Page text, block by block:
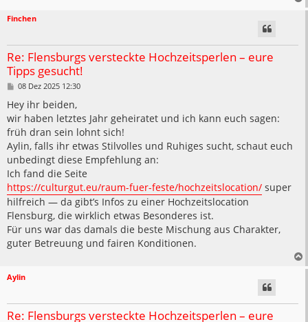
Finchen
Re: Flensburgs versteckte Hochzeitsperlen – eure
Tipps gesucht!
B
i
r
a
g
08 Dez 2025 12:30
Hey ihr beiden,
wir haben letztes Jahr geheiratet und ich kann euch sagen:
früh dran sein lohnt sich!
Aylin, falls ihr etwas Stilvolles und Ruhiges sucht, schaut euch
unbedingt diese Empfehlung an:
Ich fand die Seite
https://culturgut.eu/raum-fuer-feste/hochzeitslocation/ super
hilfreich — da gibt’s Infos zu einer Hochzeitslocation
Flensburg, die wirklich etwas Besonderes ist.
Für uns war das damals die beste Mischung aus Charakter,
guter Betreuung und fairen Konditionen.
Aylin
Re: Flensburgs versteckte Hochzeitsperlen – eure